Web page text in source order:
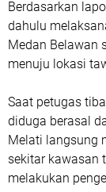
Berdasarkan
dahulu
Medan Belawan
menuju lokasi
Saat petugas
diduga berasal
Melati langsung
sekitar kawasan
melakukan